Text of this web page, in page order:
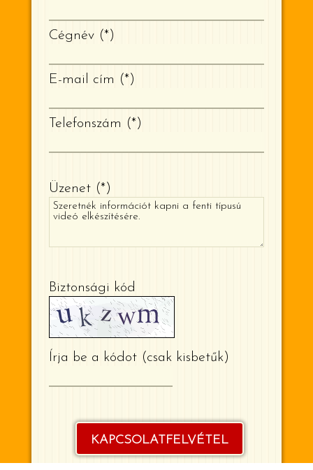
Cégnév *
E-mail cím *
Telefonszám *
Üzenet *
Biztonsági kód
Írja be a kódot (csak kisbetűk)
KAPCSOLATFELVÉTEL